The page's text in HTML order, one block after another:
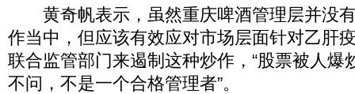
黄奇帆表示，虽然重庆啤酒管理层并没
作当中，但应该有效应对市场层面针对乙肝
联合监管部门来遏制这种炒作，“股票被人爆
不问，不是一个合格管理者”。